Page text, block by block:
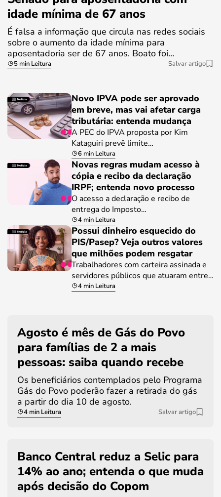
idade mínima de 67 anos
É falsa a informação que circula nas redes sociais
sobre o aumento da idade mínima para
aposentadoria ser de 67 anos. Boato foi…
5 min Leitura Salvar artigo
Novo IPVA pode ser aprovado
em breve, mas vai afetar carga
tributária: entenda mudança
A PEC do IPVA proposta por Kim
Kataguiri prevê limite…
6 min Leitura
Novas regras mudam acesso à
cópia e recibo da declaração
IRPF; entenda novo processo
O acesso a declaração e recibo de
entrega do Imposto…
4 min Leitura
Possui dinheiro esquecido do
PIS/Pasep? Veja outros valores
que milhões podem resgatar
Trabalhadores com carteira assinada e
servidores públicos que atuaram entre…
4 min Leitura
Agosto é mês de Gás do Povo
para famílias de 2 a mais
pessoas: saiba quando recebe
Os beneficiários contemplados pelo Programa
Gás do Povo poderão fazer a retirada do gás
a partir do dia 10 de agosto.
4 min Leitura Salvar artigo
Banco Central reduz a Selic para
14% ao ano; entenda o que muda
após decisão do Copom